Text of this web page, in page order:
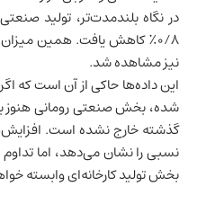
در نگاه بلندمدت‌تر، تولید
۰/۸٪ کاهش یافت. همین
نیز مشاهده شد.
این داده‌ها حاکی از آن است که
شده، بخش صنعتیرومانیهنوز
گذشته خارج نشده است.
نسبی را نشان می‌دهد، اما تداوم
بخش تولید کارخانه‌ای وابسته